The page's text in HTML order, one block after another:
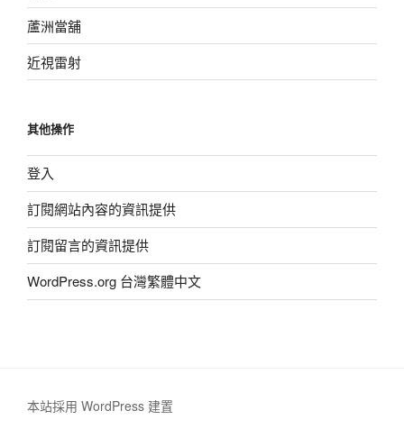
蘆洲當舖
近視雷射
其他操作
登入
訂閱網站內容的資訊提供
訂閱留言的資訊提供
WordPress.org 台灣繁體中文
本站採用 WordPress 建置